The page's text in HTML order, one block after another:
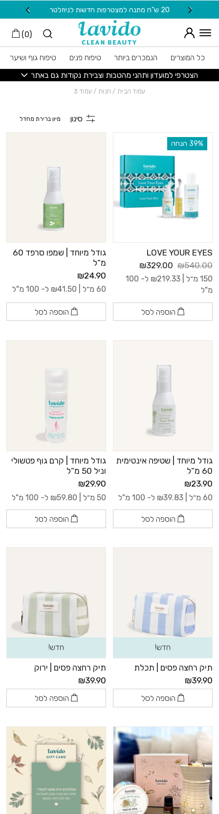
Skip to Content
20 ש"ח מתנה למצטרפות חדשות לניוזלטר משלוח חינם
(
0
)
כל המוצרים הנמכרים ביותר טיפוח פנים
טיפוח גוף ושיער
הצטרפי למועדון ותהני מהטבות וצבירת נקודות גם באתר
עמוד הבית / חנות / עמוד 3
סינון
‫39% הנחה
LOVE YOUR EYES
₪540.00
₪329.00
150 מ״ל | ₪219.33
ל- 100
מ"ל
הוספה לסל
גודל מיוחד | שמפו סרפד 60
מ”ל
₪24.90
60 מ״ל | ₪41.50 ל- 100 מ"ל
הוספה לסל
גודל מיוחד | שטיפה אינטימית
60 מ”ל
₪23.90
60 מ״ל | ₪39.83 ל- 100 מ"ל
הוספה לסל
גודל מיוחד | קרם גוף פטשולי
וניל 50 מ”ל
₪29.90
50 מ״ל | ₪59.80 ל- 100 מ"ל
הוספה לסל
חדש!
תיק רחצה פסים | תכלת
₪39.90
הוספה לסל
חדש!
תיק רחצה פסים | ירוק
₪39.90
הוספה לסל
בחזרה למעלה